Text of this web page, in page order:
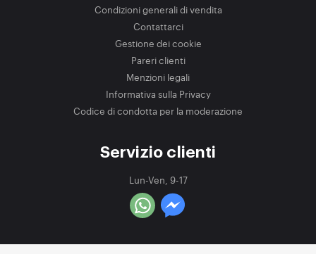
Condizioni generali di vendita
Contattarci
Gestione dei cookie
Pareri clienti
Menzioni legali
Informativa sulla Privacy
Codice di condotta per la moderazione
Servizio clienti
Lun-Ven, 9-17